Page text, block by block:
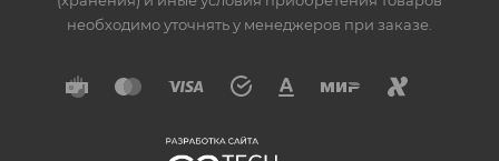
необходимо уточнять у менеджеров при заказе.